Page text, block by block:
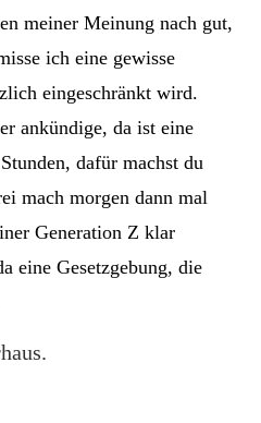
meiner Meinung nach gut,
ich eine gewisse
eingeschränkt wird.
ankündige, da ist eine
dafür machst du
mach morgen dann mal
Generation Z klar
eine Gesetzgebung, die